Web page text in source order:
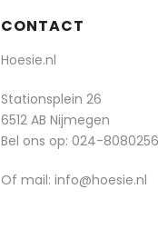
CONTACT
Hoesie.nl
Stationsplein 26
6512 AB Nijmegen
Bel ons op: 024-8080256
Of mail: info@hoesie.nl